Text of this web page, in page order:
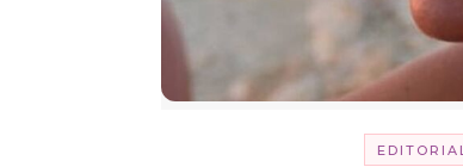
EDITORIAL